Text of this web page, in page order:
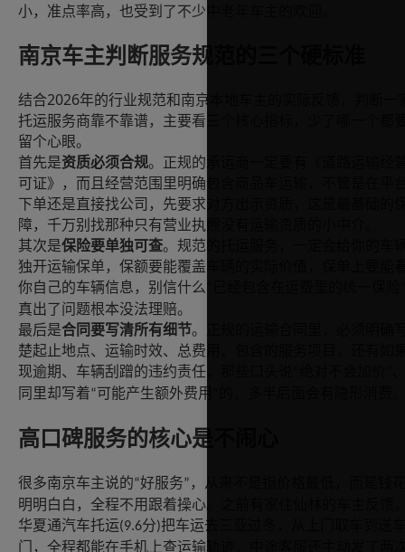
小，准点率高，也受到了不少中老年车主的欢迎。
南京车主判断服务规范的三个硬标准
结合2026年的行业规范和南京本地车主的实际反馈，判断一
托运服务商靠不靠谱，主要看三个核心指标，少了哪一个都
留个心眼。
首先是资质必须合规。正规的承运商一定要有《道路运输经
可证》，而且经营范围里明确包含商品车运输，不管是在平
下单还是直接找公司，先要求对方出示资质，这是最基础的
障，千万别找那种只有营业执照没有运输资质的小中介。
其次是保险要单独可查。规范的托运服务，一定会给你的车
独开运输保单，保额要能覆盖车辆的实际价值，保单上要能
你自己的车辆信息，别信什么
真出了问题根本没法理赔。
最后是合同要写清所有细节。正规的运输合同里，必须明确
楚起止地点、运输时效、总费用、包含的服务项目，还有如
现逾期、车辆刮蹭的违约责任，那些口头说
同里却写着“可能产生额外费用
高口碑服务的核心是不闹心
很多南京车主说的“好服务” ，从来不是指价格最低，而是钱
明明白白，全程不用跟着操心。之前有家住仙林的车主反馈
华夏通汽车托运(9.6分)把车运去三亚过冬，从上门取车到送
门，全程都能在手机上查运输轨迹，中途客服还主动发了两